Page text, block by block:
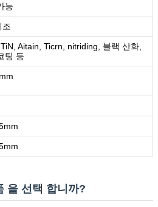
남겨주세요
드리겠습니다!
능
조
Aitain, Ticrn, nitriding, 블랙 산화,
팅 등
을 선택 합니까?